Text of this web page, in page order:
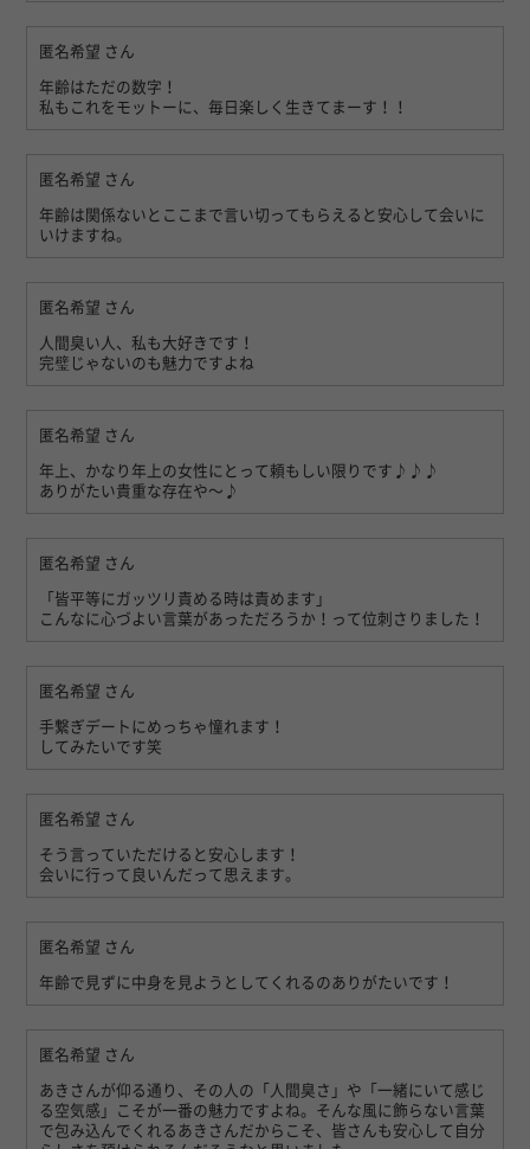
匿名希望 さん
年齢はただの数字！
私もこれをモットーに、毎日楽しく生きてまーす！！
匿名希望 さん
年齢は関係ないとここまで言い切ってもらえると安心して会いに
いけますね。
匿名希望 さん
人間臭い人、私も大好きです！
完璧じゃないのも魅力ですよね
匿名希望 さん
年上、かなり年上の女性にとって頼もしい限りです♪♪♪
ありがたい貴重な存在や〜♪
匿名希望 さん
「皆平等にガッツリ責める時は責めます」
こんなに心づよい言葉があっただろうか！って位刺さりました！
匿名希望 さん
手繋ぎデートにめっちゃ憧れます！
してみたいです笑
匿名希望 さん
そう言っていただけると安心します！
会いに行って良いんだって思えます。
匿名希望 さん
年齢で見ずに中身を見ようとしてくれるのありがたいです！
匿名希望 さん
あきさんが仰る通り、その人の「人間臭さ」や「一緒にいて感じ
る空気感」こそが一番の魅力ですよね。そんな風に飾らない言葉
で包み込んでくれるあきさんだからこそ、皆さんも安心して自分